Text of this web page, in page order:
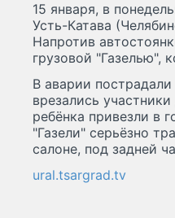
15 января, в
Усть-Катава
Напротив
грузовой "Газелью",
В аварии
врезались
ребёнка привезли в
"Газели" серьёзно
салоне, под задней
ural.tsargrad.tv